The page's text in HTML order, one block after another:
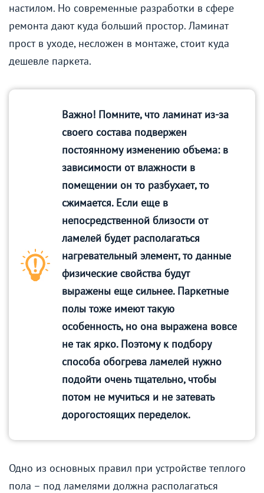
настилом. Но современные разработки в сфере
ремонта дают куда больший простор. Ламинат
прост в уходе, несложен в монтаже, стоит куда
дешевле паркета.
Важно! Помните, что ламинат из-за
своего состава подвержен
постоянному изменению объема: в
зависимости от влажности в
помещении он то разбухает, то
сжимается. Если еще в
непосредственной близости от
ламелей будет располагаться
нагревательный элемент, то данные
физические свойства будут
выражены еще сильнее. Паркетные
полы тоже имеют такую
особенность, но она выражена вовсе
не так ярко. Поэтому к подбору
способа обогрева ламелей нужно
подойти очень тщательно, чтобы
потом не мучиться и не затевать
дорогостоящих переделок.
Одно из основных правил при устройстве теплого
пола – под ламелями должна располагаться